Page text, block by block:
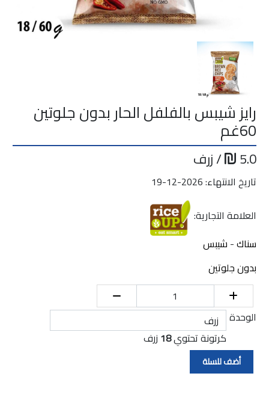
رايز شيبس بالفلفل الحار بدون جلوتين
60غم
5.0 / زرف
تاريخ الانتهاء: 2026-12-19
العلامة التجارية:
سناك- شيبس
بدون جلوتين
الوحدة
كرتونة تحتوي18 زرف